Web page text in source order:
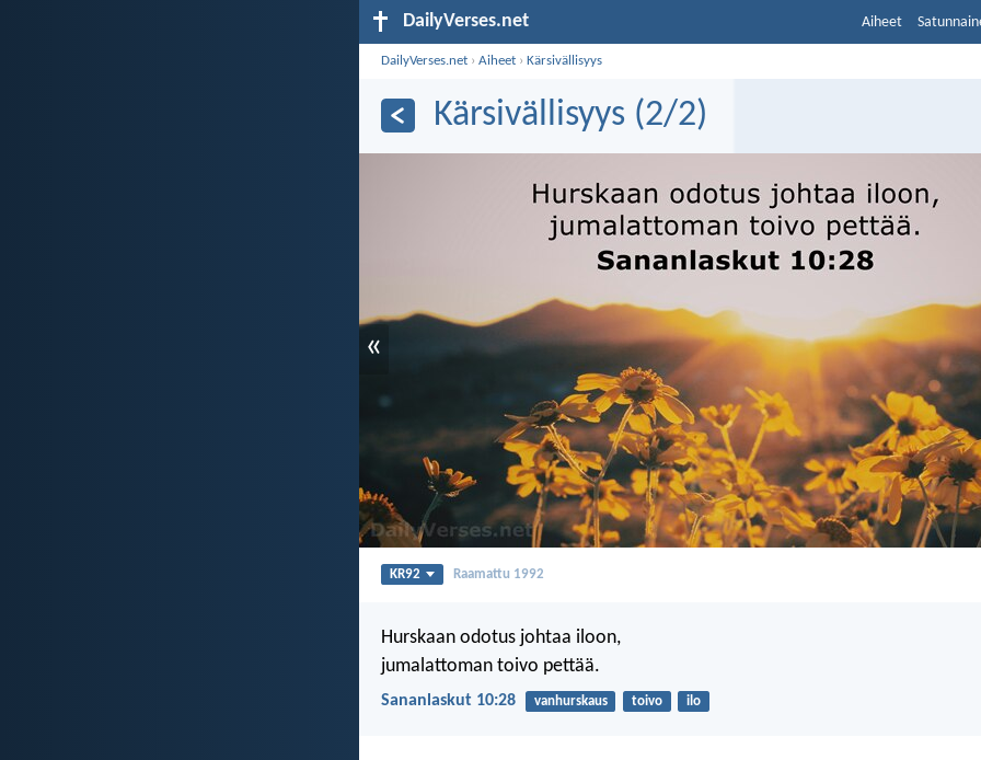
DailyVerses.net Aiheet
DailyVerses.net ›Aiheet ›Kärsivällisyys
Kärsivällisyys (2/2)
«
KR92 Raamattu 1992
Hurskaan odotus johtaa iloon,
jumalattoman toivo pettää.
Sananlaskut 10:28 vanhurskaus toivo ilo